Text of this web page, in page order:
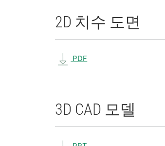
2D 치수 도면
PDF
3D CAD 모델